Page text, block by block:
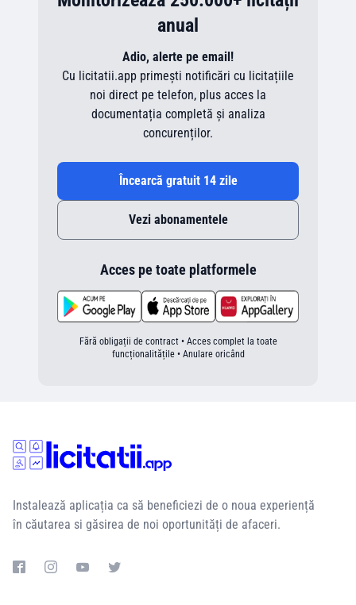
anual
Adio, alerte pe email!
Cu licitatii.app primești notificări cu licitațiile
noi direct pe telefon, plus acces la
documentația completă și analiza
concurenților.
Încearcă gratuit 14 zile
Vezi abonamentele
Acces pe toate platformele
Fără obligații de contract • Acces complet la toate
funcționalitățile • Anulare oricând
Instalează aplicația ca să beneficiezi de o noua experiență
în căutarea si găsirea de noi oportunități de afaceri.